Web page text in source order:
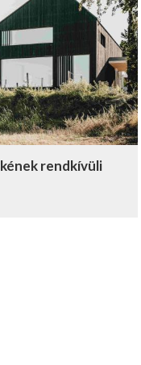
rendkívüli